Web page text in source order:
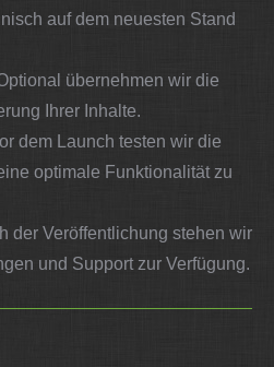
auf dem neuesten Stand
übernehmen wir die
Ihrer Inhalte.
dem Launch testen wir die
optimale Funktionalität zu
der Veröffentlichung stehen wir
und Support zur Verfügung.